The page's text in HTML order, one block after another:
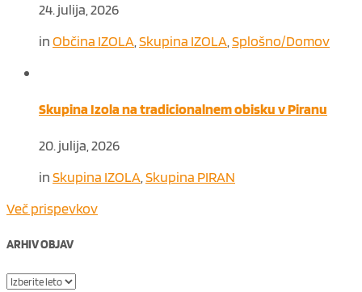
24. julija, 2026
inObčina IZOLA,Skupina IZOLA,Splošno/Domov
Skupina Izola na tradicionalnem obisku v Piranu
20. julija, 2026
inSkupina IZOLA,Skupina PIRAN
Več prispevkov
ARHIV OBJAV